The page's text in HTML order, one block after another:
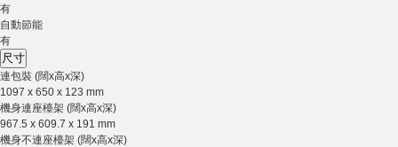
有
自動節能
有
尺寸
連包裝 (闊x高x深)
1097 x 650 x 123 mm
機身連座檯架 (闊x高x深)
967.5 x 609.7 x 191 mm
機身不連座檯架 (闊x高x深)